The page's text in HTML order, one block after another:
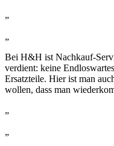
„
„
Bei H&H ist Nachkauf-
verdient: keine
Ersatzteile. Hier ist man
wollen, dass man
„
„